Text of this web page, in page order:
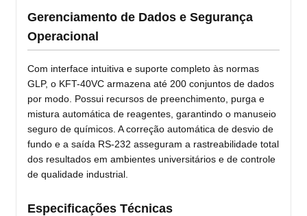
Gerenciamento de Dados e Segurança
Operacional
Com interface intuitiva e suporte completo às normas
GLP, o KFT-40VC armazena até 200 conjuntos de dados
por modo. Possui recursos de preenchimento, purga e
mistura automática de reagentes, garantindo o manuseio
seguro de químicos. A correção automática de desvio de
fundo e a saída RS-232 asseguram a rastreabilidade total
dos resultados em ambientes universitários e de controle
de qualidade industrial.
Especificações Técnicas